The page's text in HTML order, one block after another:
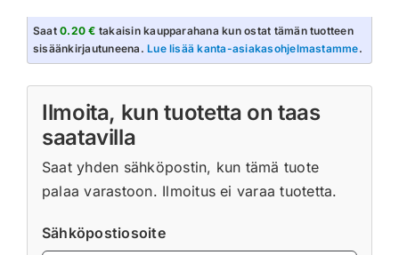
Saat0.20 € takaisin kaupparahana kun ostat tämän tuotteen
sisäänkirjautuneena.Lue lisää kanta-asiakasohjelmastamme.
Ilmoita, kun tuotetta on taas
saatavilla
Saat yhden sähköpostin, kun tämä tuote
palaa varastoon. Ilmoitus ei varaa tuotetta.
Sähköpostiosoite